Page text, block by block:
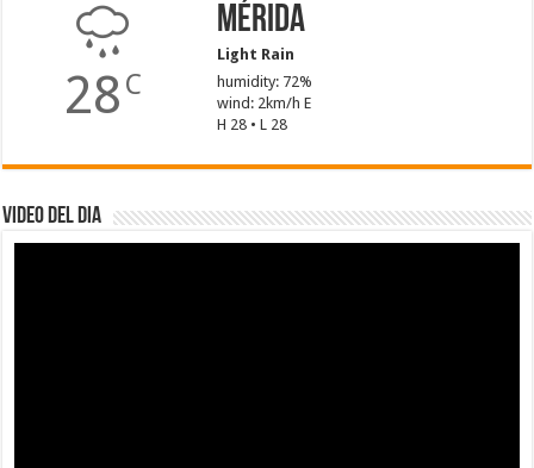
28 C
Mérida
Light Rain
humidity: 72%
wind: 2km/h E
H 28 • L 28
Video del dia